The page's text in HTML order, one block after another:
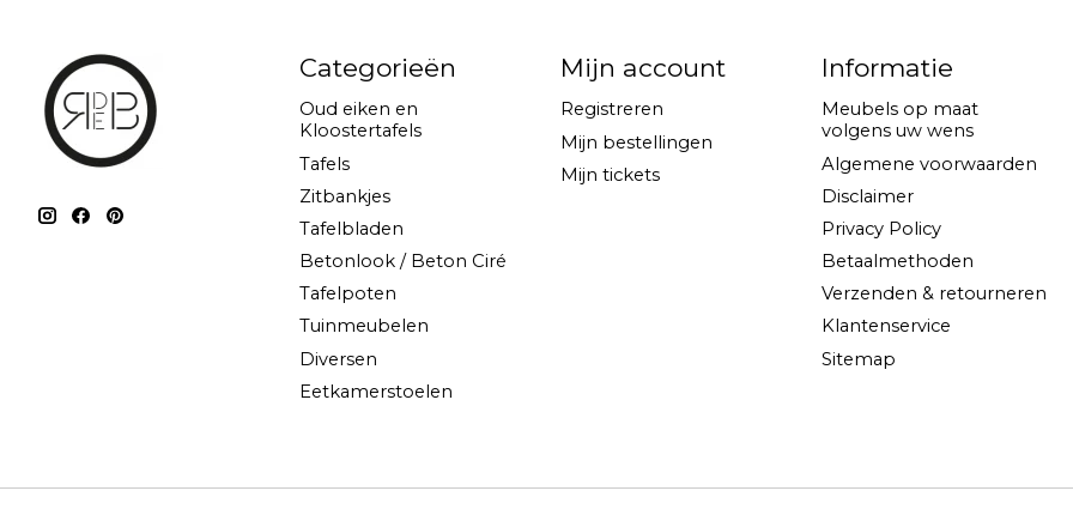
Categorieën
Oud eiken en
Kloostertafels
Tafels
Zitbankjes
Tafelbladen
Betonlook / Beton Ciré
Tafelpoten
Tuinmeubelen
Diversen
Eetkamerstoelen
Mijn account
Registreren
Mijn bestellingen
Mijn tickets
Informatie
Meubels op maat
volgens uw wens
Algemene voorwaarden
Disclaimer
Privacy Policy
Betaalmethoden
Verzenden & retourneren
Klantenservice
Sitemap